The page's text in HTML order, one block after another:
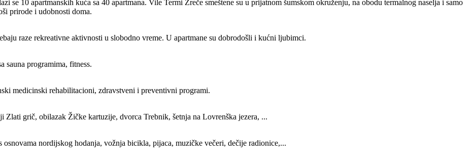
se 10 apartmanskih kuća sa 40 apartmana. Vile Termi Zreče smeštene su u prijatnom šumskom okruženju, na obodu termalnog naselja i samo
prirode i udobnosti doma.
raze rekreativne aktivnosti u slobodno vreme. U apartmane su dobrodošli i kućni ljubimci.
sauna programima, fitness.
medicinski rehabilitacioni, zdravstveni i preventivni programi.
grič, obilazak Žičke kartuzije, dvorca Trebnik, šetnja na Lovrenška jezera, ...
nordijskog hodanja, vožnja bicikla, pijaca, muzičke večeri, dečije radionice,...